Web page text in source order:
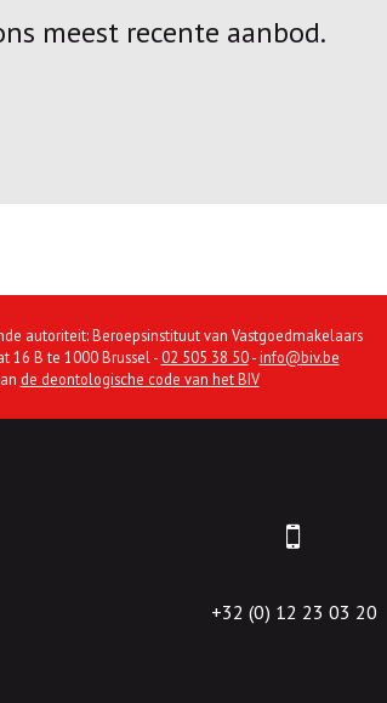
meest recente aanbod.
autoriteit: Beroepsinstituut van Vastgoedmakelaars
16 B te 1000 Brussel - 02 505 38 50-info@biv.be
de deontologische code van het BIV
+32 (0) 12 23 03 20